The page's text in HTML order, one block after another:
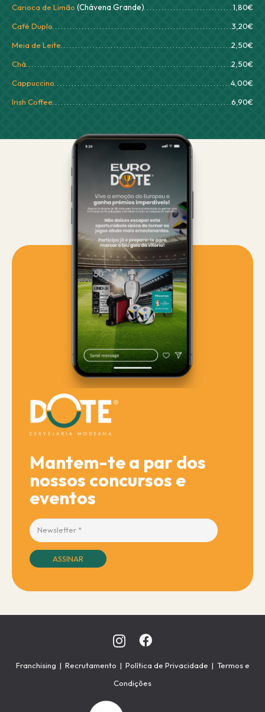
Carioca de Limão (Chávena Grande)
1,80€
Café Duplo
3,20€
Meia de Leite
2,50€
Chá
2,50€
Cappuccino
4,00€
Irish Coffee
6,90€
Mantem-te a par dos
nossos concursos e
eventos
ASSINAR
Franchising | Recrutamento | Política de Privacidade | Termos e
Condições